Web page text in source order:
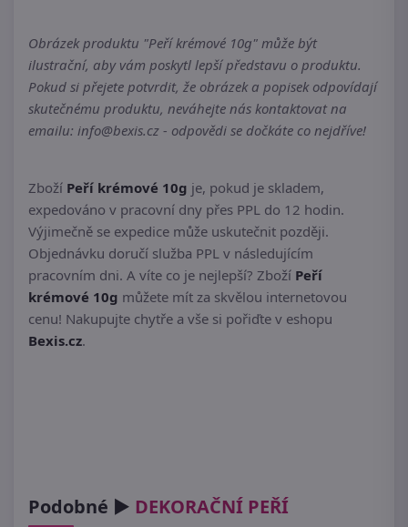
Obrázek produktu "Peří krémové 10g" může být
ilustrační, aby vám poskytl lepší představu o produktu.
Pokud si přejete potvrdit, že obrázek a popisek odpovídají
skutečnému produktu, neváhejte nás kontaktovat na
emailu: info@bexis.cz - odpovědi se dočkáte co nejdříve!
Zboží Peří krémové 10g je, pokud je skladem,
expedováno v pracovní dny přes PPL do 12 hodin.
Výjimečně se expedice může uskutečnit později.
Objednávku doručí služba PPL v následujícím
pracovním dni. A víte co je nejlepší? Zboží Peří
krémové 10g můžete mít za skvělou internetovou
cenu! Nakupujte chytře a vše si pořiďte v eshopu
Bexis.cz.
Podobné ► DEKORAČNÍ PEŘÍ